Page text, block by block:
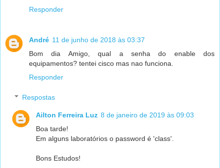
Responder
André 11 de junho de 2018 às 03:37
Bom dia Amigo, qual a senha do enable dos
equipamentos? tentei cisco mas nao funciona.
Responder
Respostas
Ailton Ferreira Luz 8 de janeiro de 2019 às 09:03
Boa tarde!
Em alguns laboratórios o password é 'class'.
Bons Estudos!